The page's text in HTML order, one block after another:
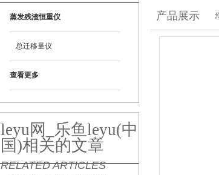
蒸发残渣恒重仪
总迁移量仪
查看更多
leyu网_乐鱼leyu(中
国)相关的文章
RELATED ARTICLES
产品展示